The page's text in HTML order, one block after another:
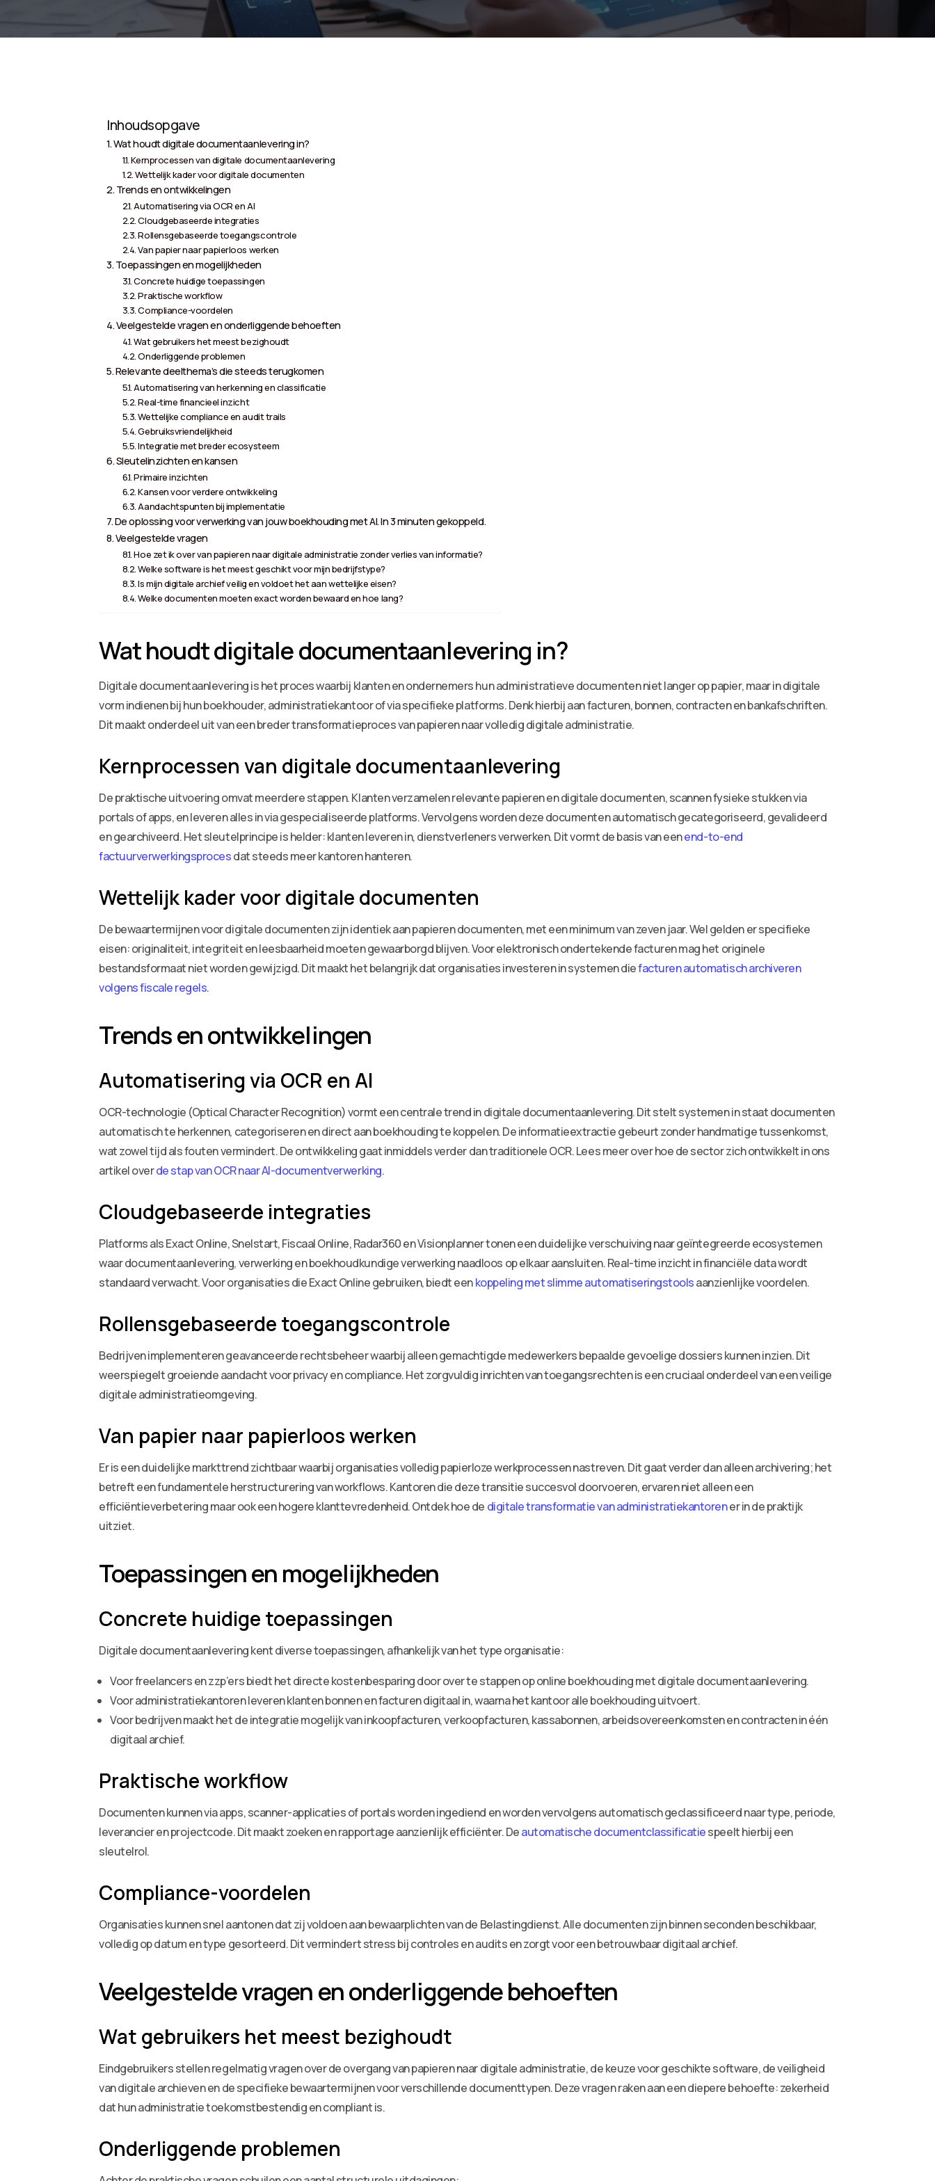
Inhoudsopgave
Wat houdt digitale documentaanlevering in?
Kernprocessen van digitale documentaanlevering
Wettelijk kader voor digitale documenten
Trends en ontwikkelingen
Automatisering via OCR en AI
Cloudgebaseerde integraties
Rollensgebaseerde toegangscontrole
Van papier naar papierloos werken
Toepassingen en mogelijkheden
Concrete huidige toepassingen
Praktische workflow
Compliance-voordelen
Veelgestelde vragen en onderliggende behoeften
Wat gebruikers het meest bezighoudt
Onderliggende problemen
Relevante deelthema’s die steeds terugkomen
Automatisering van herkenning en classificatie
Real-time financieel inzicht
Wettelijke compliance en audit trails
Gebruiksvriendelijkheid
Integratie met breder ecosysteem
Sleutelinzichten en kansen
Primaire inzichten
Kansen voor verdere ontwikkeling
Aandachtspunten bij implementatie
De oplossing voor verwerking van jouw boekhouding met AI. In 3 minuten gekoppeld.
Veelgestelde vragen
Hoe zet ik over van papieren naar digitale administratie zonder verlies van informatie?
Welke software is het meest geschikt voor mijn bedrijfstype?
Is mijn digitale archief veilig en voldoet het aan wettelijke eisen?
Welke documenten moeten exact worden bewaard en hoe lang?
Wat houdt digitale documentaanlevering in?
Digitale documentaanlevering is het proces waarbij klanten en ondernemers hun administratieve documenten niet langer op papier, maar in digitale
vorm indienen bij hun boekhouder, administratiekantoor of via specifieke platforms. Denk hierbij aan facturen, bonnen, contracten en bankafschriften.
Dit maakt onderdeel uit van een breder transformatieproces van papieren naar volledig digitale administratie.
Kernprocessen van digitale documentaanlevering
De praktische uitvoering omvat meerdere stappen. Klanten verzamelen relevante papieren en digitale documenten, scannen fysieke stukken via
portals of apps, en leveren alles in via gespecialiseerde platforms. Vervolgens worden deze documenten automatisch gecategoriseerd, gevalideerd
en gearchiveerd. Het sleutelprincipe is helder: klanten leveren in, dienstverleners verwerken. Dit vormt de basis van eenend-to-end
factuurverwerkingsprocesdat steeds meer kantoren hanteren.
Wettelijk kader voor digitale documenten
De bewaartermijnen voor digitale documenten zijn identiek aan papieren documenten, met een minimum van zeven jaar. Wel gelden er specifieke
eisen: originaliteit, integriteit en leesbaarheid moeten gewaarborgd blijven. Voor elektronisch ondertekende facturen mag het originele
bestandsformaat niet worden gewijzigd. Dit maakt het belangrijk dat organisaties investeren in systemen diefacturen automatisch archiveren
volgens fiscale regels.
Trends en ontwikkelingen
Automatisering via OCR en AI
OCR-technologie (Optical Character Recognition) vormt een centrale trend in digitale documentaanlevering. Dit stelt systemen in staat documenten
automatisch te herkennen, categoriseren en direct aan boekhouding te koppelen. De informatieextractie gebeurt zonder handmatige tussenkomst,
wat zowel tijd als fouten vermindert. De ontwikkeling gaat inmiddels verder dan traditionele OCR. Lees meer over hoe de sector zich ontwikkelt in ons
artikel overde stap van OCR naar AI-documentverwerking.
Cloudgebaseerde integraties
Platforms als Exact Online, Snelstart, Fiscaal Online, Radar360 en Visionplanner tonen een duidelijke verschuiving naar geïntegreerde ecosystemen
waar documentaanlevering, verwerking en boekhoudkundige verwerking naadloos op elkaar aansluiten. Real-time inzicht in financiële data wordt
standaard verwacht. Voor organisaties die Exact Online gebruiken, biedt eenkoppeling met slimme automatiseringstoolsaanzienlijke voordelen.
Rollensgebaseerde toegangscontrole
Bedrijven implementeren geavanceerde rechtsbeheer waarbij alleen gemachtigde medewerkers bepaalde gevoelige dossiers kunnen inzien. Dit
weerspiegelt groeiende aandacht voor privacy en compliance. Het zorgvuldig inrichten van toegangsrechten is een cruciaal onderdeel van een veilige
digitale administratieomgeving.
Van papier naar papierloos werken
Er is een duidelijke markttrend zichtbaar waarbij organisaties volledig papierloze werkprocessen nastreven. Dit gaat verder dan alleen archivering; het
betreft een fundamentele herstructurering van workflows. Kantoren die deze transitie succesvol doorvoeren, ervaren niet alleen een
efficiëntieverbetering maar ook een hogere klanttevredenheid. Ontdek hoe de digitale transformatie van administratiekantorener in de praktijk
uitziet.
Toepassingen en mogelijkheden
Concrete huidige toepassingen
Digitale documentaanlevering kent diverse toepassingen, afhankelijk van het type organisatie:
Voor freelancers en zzp’ers biedt het directe kostenbesparing door over te stappen op online boekhouding met digitale documentaanlevering.
Voor administratiekantoren leveren klanten bonnen en facturen digitaal in, waarna het kantoor alle boekhouding uitvoert.
Voor bedrijven maakt het de integratie mogelijk van inkoopfacturen, verkoopfacturen, kassabonnen, arbeidsovereenkomsten en contracten in één
digitaal archief.
Praktische workflow
Documenten kunnen via apps, scanner-applicaties of portals worden ingediend en worden vervolgens automatisch geclassificeerd naar type, periode,
leverancier en projectcode. Dit maakt zoeken en rapportage aanzienlijk efficiënter. Deautomatische documentclassificatiespeelt hierbij een
sleutelrol.
Compliance-voordelen
Organisaties kunnen snel aantonen dat zij voldoen aan bewaarplichten van de Belastingdienst. Alle documenten zijn binnen seconden beschikbaar,
volledig op datum en type gesorteerd. Dit vermindert stress bij controles en audits en zorgt voor een betrouwbaar digitaal archief.
Veelgestelde vragen en onderliggende behoeften
Wat gebruikers het meest bezighoudt
Eindgebruikers stellen regelmatig vragen over de overgang van papieren naar digitale administratie, de keuze voor geschikte software, de veiligheid
van digitale archieven en de specifieke bewaartermijnen voor verschillende documenttypen. Deze vragen raken aan een diepere behoefte: zekerheid
dat hun administratie toekomstbestendig en compliant is.
Onderliggende problemen